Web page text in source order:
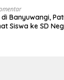
Banyuwangi,
Siswa ke SD